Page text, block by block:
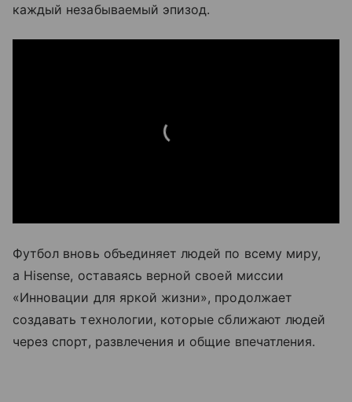
каждый незабываемый эпизод.
Футбол вновь объединяет людей по всему миру,
а Hisense, оставаясь верной своей миссии
«Инновации для яркой жизни», продолжает
создавать технологии, которые сближают людей
через спорт, развлечения и общие впечатления.